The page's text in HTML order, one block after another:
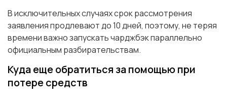
В исключительных случаях срок рассмотрения
заявления продлевают до 10 дней, поэтому, не теряя
времени важно запускать чарджбэк параллельно
официальным разбирательствам.
Куда еще обратиться за помощью при
потере средств